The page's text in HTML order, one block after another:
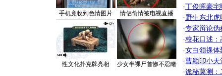
手机竟收到色情图片 情侣偷情被电视直播
性文化扑克牌亮相 少女半裸尸首惨不忍睹
·丁俊晖豪
·野生东北
·专家辩论伪
·校花口述：
·女白领祼体
·曹颖印小天
·诡秘莫测：